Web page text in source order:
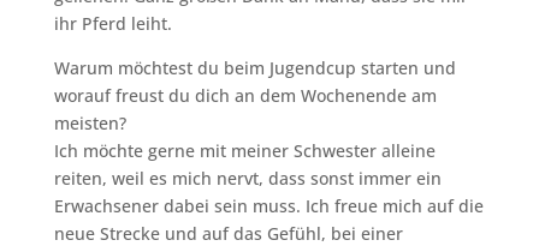
ihr Pferd leiht.
Warum möchtest du beim Jugendcup starten und
worauf freust du dich an dem Wochenende am
meisten?
Ich möchte gerne mit meiner Schwester alleine
reiten, weil es mich nervt, dass sonst immer ein
Erwachsener dabei sein muss. Ich freue mich auf die
neue Strecke und auf das Gefühl, bei einer